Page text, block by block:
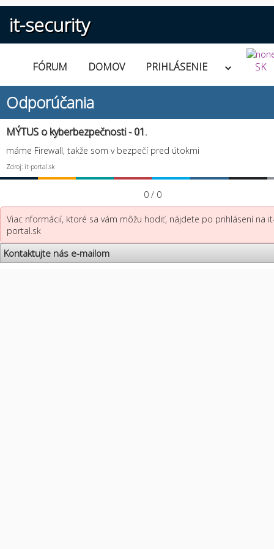
it-security
FÓRUM DOMOV PRIHLÁSENIE SK
Odporúčania
MÝTUS o kyberbezpečnosti - 01.
máme Firewall, takže som v bezpečí pred útokmi
Zdroj: it-portal.sk
0 / 0
Viac nformácií, ktoré sa vám môžu hodiť, nájdete po prihlásení na
portal.sk
Kontaktujte nás e-mailom